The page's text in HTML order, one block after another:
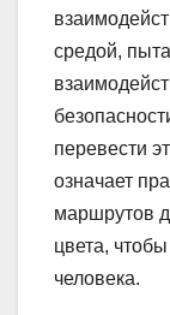
средой,
перевести
означает
маршрутов
цвета,
человека.